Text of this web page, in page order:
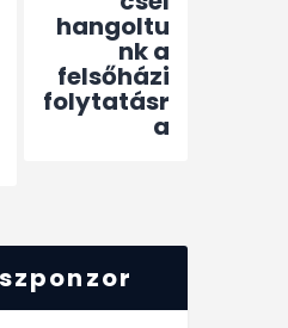
hangoltu
nk a
felsőházi
folytatásr
a